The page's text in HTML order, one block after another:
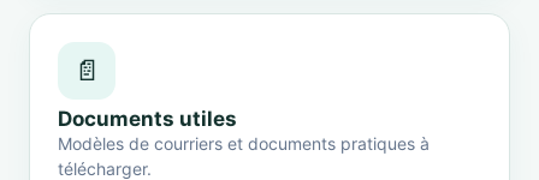
📄
Documents utiles
Modèles de courriers et documents pratiques à
télécharger.